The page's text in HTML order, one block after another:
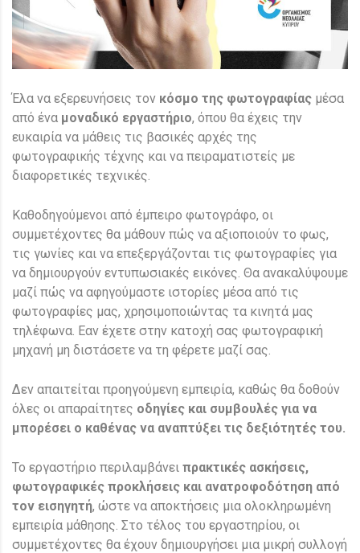
Έλα να εξερευνήσεις τον κόσμο της φωτογραφίας μέσα
από ένα μοναδικό εργαστήριο, όπου θα έχεις την
ευκαιρία να μάθεις τις βασικές αρχές της
φωτογραφικής τέχνης και να πειραματιστείς με
διαφορετικές τεχνικές.
Καθοδηγούμενοι από έμπειρο φωτογράφο, οι
συμμετέχοντες θα μάθουν πώς να αξιοποιούν το φως,
τις γωνίες και να επεξεργάζονται τις φωτογραφίες για
να δημιουργούν εντυπωσιακές εικόνες. Θα ανακαλύψουμε
μαζί πώς να αφηγούμαστε ιστορίες μέσα από τις
φωτογραφίες μας, χρησιμοποιώντας τα κινητά μας
τηλέφωνα. Εαν έχετε στην κατοχή σας φωτογραφική
μηχανή μη διστάσετε να τη φέρετε μαζί σας.
Δεν απαιτείται προηγούμενη εμπειρία, καθώς θα δοθούν
όλες οι απαραίτητες οδηγίες και συμβουλές για να
μπορέσει ο καθένας να αναπτύξει τις δεξιότητές του.
Το εργαστήριο περιλαμβάνει πρακτικές ασκήσεις,
φωτογραφικές προκλήσεις και ανατροφοδότηση από
τον εισηγητή, ώστε να αποκτήσεις μια ολοκληρωμένη
εμπειρία μάθησης. Στο τέλος του εργαστηρίου, οι
συμμετέχοντες θα έχουν δημιουργήσει μια μικρή συλλογή